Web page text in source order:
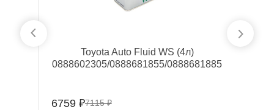
Toyota Auto Fluid WS (4л)
0888602305/0888681855/0888681885
6759 ₽7115 ₽